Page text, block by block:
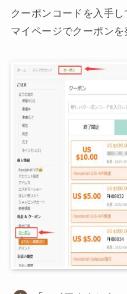
クーポンコードを入手
マイページでクーポンを